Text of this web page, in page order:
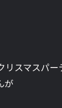
スマスパ
が